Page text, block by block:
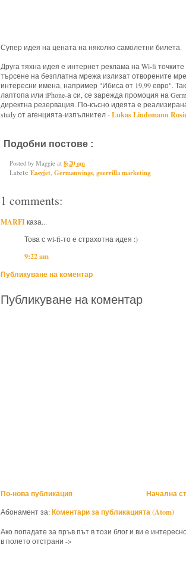
Супер идея на цената на няколко самолетни билета.
Друга тяхна идея е интернет реклама на Wi-fi
търсене на безплатна мрежа излизат отворените
интересни имена, например "Ибиса от 19,99 евро".
лаптопа или iPhone-а си, се зарежда промоция на
директна резервация. По-късно идеята е
study от агенцията-изпълнител -Lukas Lindemann
Подобни постове :
Posted by Maggie at 8:20 am
Labels: Easyjet, Germanwings, guerrilla marketing
1 comments:
MARFIказа...
Това с wi-fi-то е страхотна идея :)
9:22 am
Публикуване на коментар
Публикуване на коментар
По-нова публикация Начална
Абонамент за:Коментари за публикацията (Atom)
Ако попадате за пръв път в този блог и ви е
в полето отстрани ->